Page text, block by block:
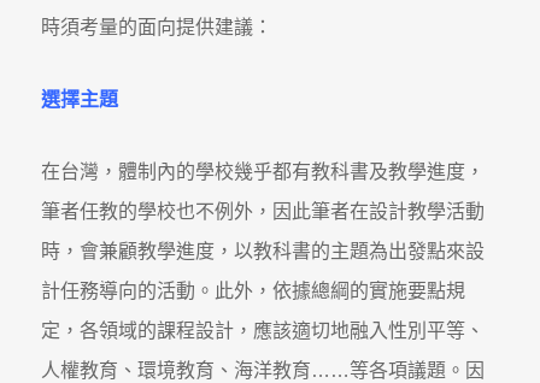
時須考量的面向提供建議：
選擇主題
在台灣，體制內的學校幾乎都有教科書及教學進度，
筆者任教的學校也不例外，因此筆者在設計教學活動
時，會兼顧教學進度，以教科書的主題為出發點來設
計任務導向的活動。此外，依據總綱的實施要點規
定，各領域的課程設計，應該適切地融入性別平等、
人權教育、環境教育、海洋教育……等各項議題。因